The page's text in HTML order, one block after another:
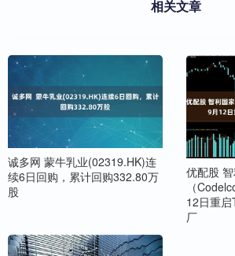
相关文章
诚多网 蒙牛乳业(02319.HK)连
续6日回购，累计回购332.80万
股
优配股
（
12日重
厂